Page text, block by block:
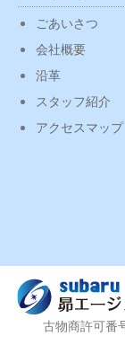
ごあいさつ
会社概要
沿革
スタッフ紹介
アクセスマップ
古物商許可